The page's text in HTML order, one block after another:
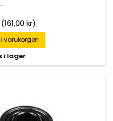
...
(161,00 kr)
varukorgen
i lager